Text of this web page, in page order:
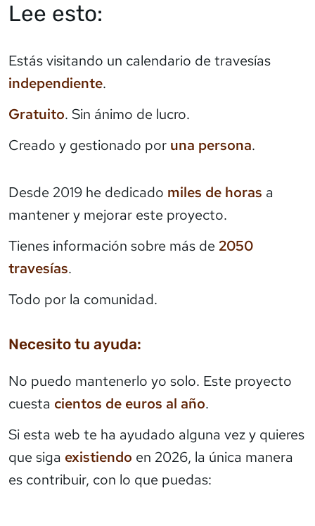
Lee esto:
Estás visitando un calendario de travesías
independiente.
Gratuito. Sin ánimo de lucro.
Creado y gestionado por una persona.
Desde 2019 he dedicado miles de horas a
mantener y mejorar este proyecto.
Tienes información sobre más de 2050
travesías.
Todo por la comunidad.
Necesito tu ayuda:
No puedo mantenerlo yo solo. Este proyecto
cuesta cientos de euros al año.
Si esta web te ha ayudado alguna vez y quieres
que siga existiendo en 2026, la única manera
es contribuir, con lo que puedas: